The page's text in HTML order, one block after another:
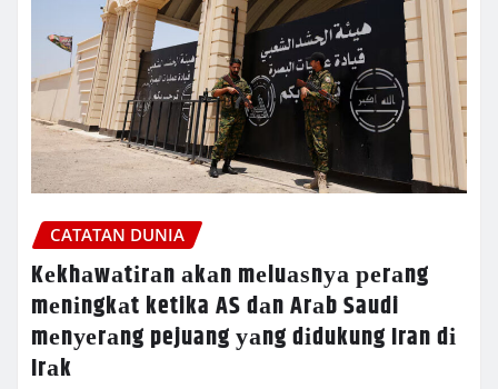
CATATAN DUNIA
Kеkhаwаtіrаn аkаn mеluаѕnуа реrаng
mеnіngkаt ketika AS dаn Arаb Saudi
mеnуеrаng pejuang уаng dіdukung Iran dі
Irаk